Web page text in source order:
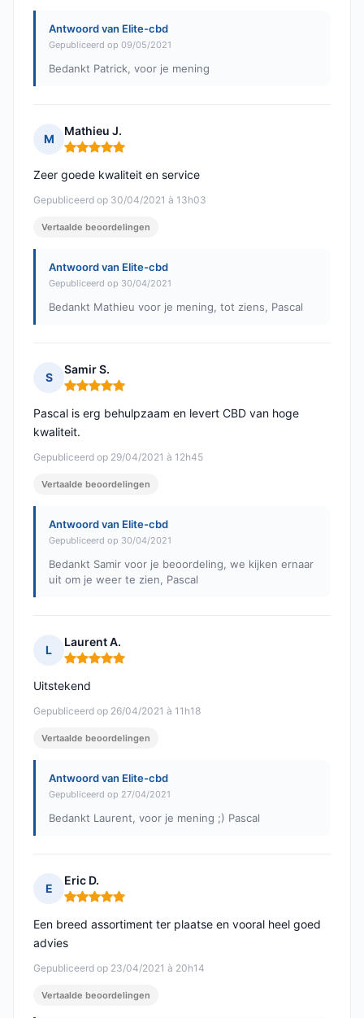
Antwoord van Elite-cbd
Gepubliceerd op 09/05/2021
Bedankt Patrick, voor je mening
M
Mathieu J.
Opmerking: 5 van 5
Gepubliceerd op 30/04/2021 à 13h03
Zeer goede kwaliteit en service
Vertaalde beoordelingen
Antwoord van Elite-cbd
Gepubliceerd op 30/04/2021
Bedankt Mathieu voor je mening, tot ziens, Pascal
S
Samir S.
Opmerking: 5 van 5
Gepubliceerd op 29/04/2021 à 12h45
Pascal is erg behulpzaam en levert CBD van hoge
kwaliteit.
Vertaalde beoordelingen
Antwoord van Elite-cbd
Gepubliceerd op 30/04/2021
Bedankt Samir voor je beoordeling, we kijken ernaar
uit om je weer te zien, Pascal
L
Laurent A.
Opmerking: 5 van 5
Gepubliceerd op 26/04/2021 à 11h18
Uitstekend
Vertaalde beoordelingen
Antwoord van Elite-cbd
Gepubliceerd op 27/04/2021
Bedankt Laurent, voor je mening ;) Pascal
E
Eric D.
Opmerking: 5 van 5
Gepubliceerd op 23/04/2021 à 20h14
Een breed assortiment ter plaatse en vooral heel goed
advies
Vertaalde beoordelingen